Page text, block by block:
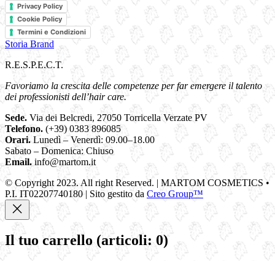
Privacy Policy
Cookie Policy
Termini e Condizioni
Storia Brand
R.E.S.P.E.C.T.
Favoriamo la crescita delle competenze per far emergere il talento
dei professionisti dell’hair care.
Sede. Via dei Belcredi, 27050 Torricella Verzate PV
Telefono. (+39) 0383 896085
Orari.Lunedì – Venerdì: 09.00–18.00
Sabato – Domenica: Chiuso
Email. info@martom.it
© Copyright 2023. All right Reserved. | MARTOM COSMETICS •
P.I. IT02207740180 | Sito gestito da Creo Group™
Il tuo carrello (articoli: 0)